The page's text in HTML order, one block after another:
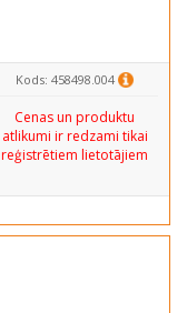
Kods: 458498.004
Cenas un produktu
atlikumi ir redzami tikai
reģistrētiem lietotājiem